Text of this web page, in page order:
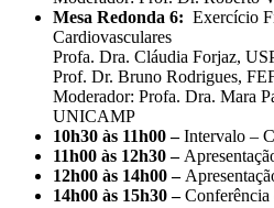
Mesa Redonda 6: Exercício
Cardiovasculares
Profa. Dra. Cláudia Forjaz,
Prof. Dr. Bruno Rodrigues,
Moderador: Profa. Dra. Mara
UNICAMP
10h30 às 11h00 –Intervalo –
11h00 às 12h30 –
12h00 às 14h00 –
14h00 às 15h30 –Conferência